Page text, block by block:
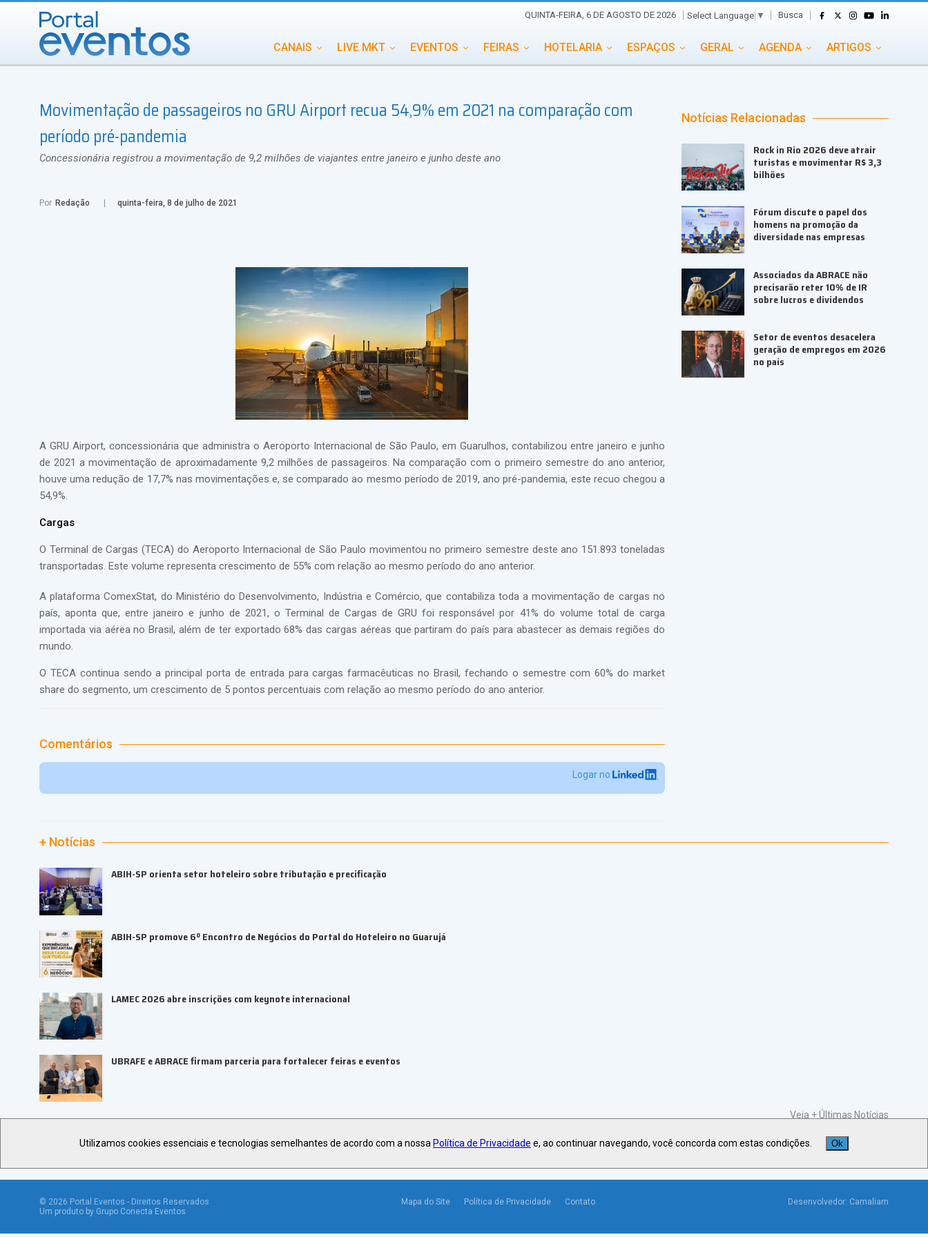
QUINTA-FEIRA, 6 DE AGOSTO DE 2026 Select Language ▼ Busca
CANAIS LIVE MKT EVENTOS FEIRAS HOTELARIA ESPAÇOS GERAL AGENDA ARTIGOS
INCENTIVOS INTERNACIONAL MEMORIAL DE EVENTOS PERSONALIDADE PORTAL EVENTOS TV TRANSPORTES
TURISMO VAI E VEM
Movimentação de passageiros no GRU Airport recua 54,9% em 2021 na comparação com
período pré-pandemia
Concessionária registrou a movimentação de 9,2 milhões de viajantes entre janeiro e junho deste ano
Por Redação quinta-feira, 8 de julho de 2021
A GRU Airport, concessionária que administra o Aeroporto Internacional de São Paulo, em Guarulhos, contabilizou entre janeiro e junho
de 2021 a movimentação de aproximadamente 9,2 milhões de passageiros. Na comparação com o primeiro semestre do ano anterior,
houve uma redução de 17,7% nas movimentações e, se comparado ao mesmo período de 2019, ano pré-pandemia, este recuo chegou a
54,9%.
Cargas
O Terminal de Cargas (TECA) do Aeroporto Internacional de São Paulo movimentou no primeiro semestre deste ano 151.893 toneladas
transportadas. Este volume representa crescimento de 55% com relação ao mesmo período do ano anterior.
A plataforma ComexStat, do Ministério do Desenvolvimento, Indústria e Comércio, que contabiliza toda a movimentação de cargas no
país, aponta que, entre janeiro e junho de 2021, o Terminal de Cargas de GRU foi responsável por 41% do volume total de carga
importada via aérea no Brasil, além de ter exportado 68% das cargas aéreas que partiram do país para abastecer as demais regiões do
mundo.
O TECA continua sendo a principal porta de entrada para cargas farmacêuticas no Brasil, fechando o semestre com 60% do market
share do segmento, um crescimento de 5 pontos percentuais com relação ao mesmo período do ano anterior.
Comentários
Logar no
Notícias Relacionadas
Rock in Rio 2026 deve atrair
turistas e movimentar R$ 3,3
bilhões
Fórum discute o papel dos
homens na promoção da
diversidade nas empresas
Associados da ABRACE não
precisarão reter 10% de IR
sobre lucros e dividendos
Setor de eventos desacelera
geração de empregos em 2026
no país
+ Notícias
ABIH-SP orienta setor hoteleiro sobre tributação e precificação
ABIH-SP promove 6º Encontro de Negócios do Portal do Hoteleiro no Guarujá
LAMEC 2026 abre inscrições com keynote internacional
UBRAFE e ABRACE firmam parceria para fortalecer feiras e eventos
Veja +Últimas Notícias
© 2026 Portal Eventos - Direitos Reservados
Um produto by Grupo Conecta Eventos
Mapa do Site Política de Privacidade Contato Desenvolvedor: Camaliam
Utilizamos cookies essenciais e tecnologias semelhantes de acordo com a nossa Política de Privacidade e, ao continuar navegando, você concorda com estas condições. Ok